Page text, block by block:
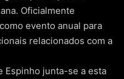
Oficialmente
evento anual para
relacionados com a
Espinho junta-se a esta